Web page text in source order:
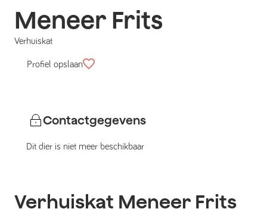
Meneer Frits
Verhuiskat
Profiel opslaan
Contactgegevens
Dit dier is niet meer beschikbaar
Verhuiskat Meneer Frits